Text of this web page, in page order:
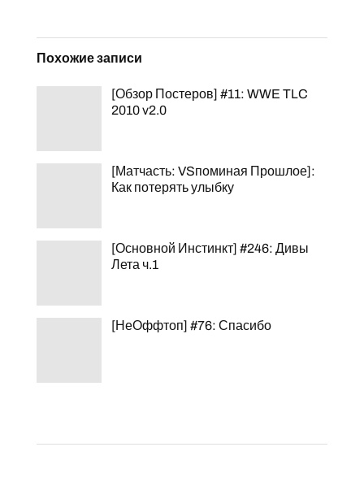
Похожие записи
[Обзор Постеров] #11: WWE TLC
2010 v2.0
[Матчасть: VSпоминая Прошлое]:
Как потерять улыбку
[Основной Инстинкт] #246: Дивы
Лета ч.1
[НеОффтоп] #76: Спасибо